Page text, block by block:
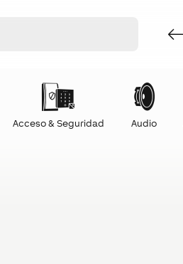
Acceso & Seguridad Audio